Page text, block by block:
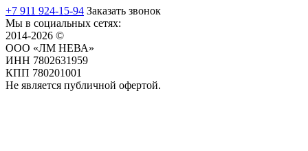
+7 911 924-15-94 Заказать звонок
Мы в социальных сетях:
2014-2026 ©
ООО «ЛМ НЕВА»
ИНН 7802631959
КПП 780201001
Не является публичной офертой.